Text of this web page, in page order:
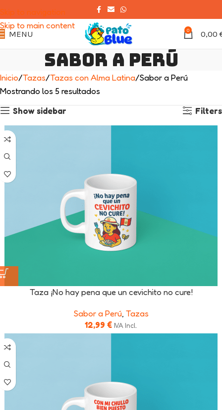
Skip to navigation
Skip to main content
MENU 0 0,00
Sabor a Perú
Inicio Tazas Tazas con Alma Latina Sabor a Perú
Mostrando los 5 resultados
Show sidebar
Filters
Taza ¡No hay pena que un cevichito no cure!
Sabor a Perú, Tazas
12,99 € IVA Incl.